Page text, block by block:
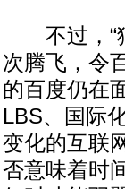
不过，“狼
次腾飞，令
的百度仍在
LBS、国际
变化的互联
否意味着时